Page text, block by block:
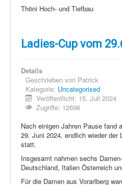
Thöni Hoch- und Tiefbau
Ladies-Cup vom
Details
Geschrieben von Patrick
Kategorie: Uncategorised
Veröffentlicht: 15. Juli 2024
Zugriffe: 12696
Nach einigen Jahren Pause fand
29. Juni 2024, endlich wieder der
statt.
Insgesamt nahmen sechs
Deutschland, Italien Österreich
Für die Damen aus Vorarlberg